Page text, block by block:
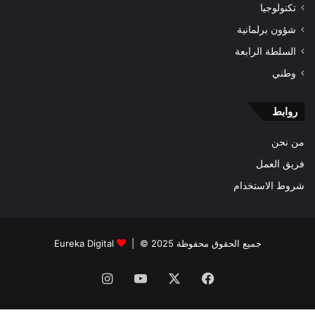
تكنولوجيا
شؤون برلمانية
السلطة الرابعة
وطني
روابط
من نحن
فريق العمل
شروط الاستخدام
جميع الحقوق محفوظة 2025 © | Eureka Digital
فيسبوك ‫YouTube